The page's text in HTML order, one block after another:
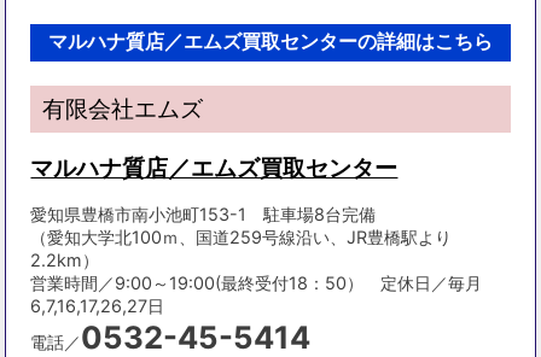
マルハナ質店／エムズ買取センターの詳細はこちら
有限会社エムズ
マルハナ質店／エムズ買取センター
愛知県豊橋市南小池町153-1 駐車場8台完備
（愛知大学北100ｍ、国道259号線沿い、JR豊橋駅より
2.2km）
営業時間／9:00～19:00(最終受付18：50） 定休日／毎月
6,7,16,17,26,27日
電話／0532-45-5414